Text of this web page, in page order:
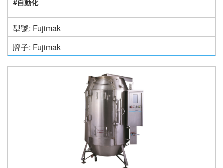
#自動化
型號: Fujimak
牌子: Fujimak